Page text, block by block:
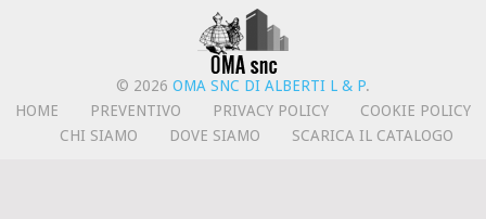
© 2026 OMA SNC DI ALBERTI L & P.
HOME
PREVENTIVO PRIVACY POLICY
COOKIE POLICY
CHI SIAMO
DOVE SIAMO SCARICA IL CATALOGO